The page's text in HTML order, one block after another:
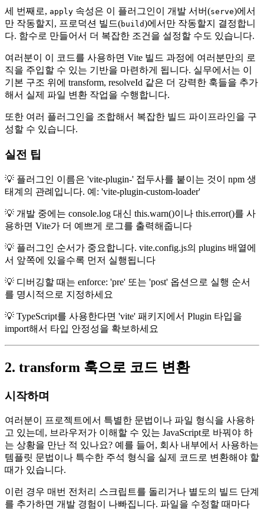
세 번째로, apply 속성은 이 플러그인이 개발 서버(serve)에서
만 작동할지, 프로덕션 빌드(build)에서만 작동할지 결정합니
다. 함수로 만들어서 더 복잡한 조건을 설정할 수도 있습니다.
여러분이 이 코드를 사용하면 Vite 빌드 과정에 여러분만의 로
직을 주입할 수 있는 기반을 마련하게 됩니다. 실무에서는 이
기본 구조 위에 transform, resolveId 같은 더 강력한 훅들을 추가
해서 실제 파일 변환 작업을 수행합니다.
또한 여러 플러그인을 조합해서 복잡한 빌드 파이프라인을 구
성할 수 있습니다.
실전 팁
💡 플러그인 이름은 'vite-plugin-' 접두사를 붙이는 것이 npm 생
태계의 관례입니다. 예: 'vite-plugin-custom-loader'
💡 개발 중에는 console.log 대신 this.warn()이나 this.error()를 사
용하면 Vite가 더 예쁘게 로그를 출력해줍니다
💡 플러그인 순서가 중요합니다. vite.config.js의 plugins 배열에
서 앞쪽에 있을수록 먼저 실행됩니다
💡 디버깅할 때는 enforce: 'pre' 또는 'post' 옵션으로 실행 순서
를 명시적으로 지정하세요
💡 TypeScript를 사용한다면 'vite' 패키지에서 Plugin 타입을
import해서 타입 안정성을 확보하세요
2. transform 훅으로 코드 변환
시작하며
여러분이 프로젝트에서 특별한 문법이나 파일 형식을 사용하
고 있는데, 브라우저가 이해할 수 있는 JavaScript로 바꿔야 하
는 상황을 만난 적 있나요? 예를 들어, 회사 내부에서 사용하는
템플릿 문법이나 특수한 주석 형식을 실제 코드로 변환해야 할
때가 있습니다.
이런 경우 매번 전처리 스크립트를 돌리거나 별도의 빌드 단계
를 추가하면 개발 경험이 나빠집니다. 파일을 수정할 때마다